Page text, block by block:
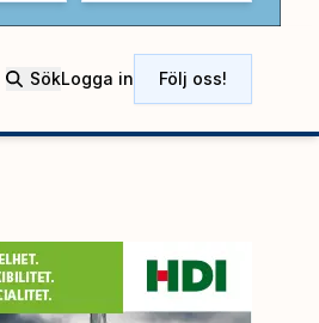
SökLogga in Följ oss!